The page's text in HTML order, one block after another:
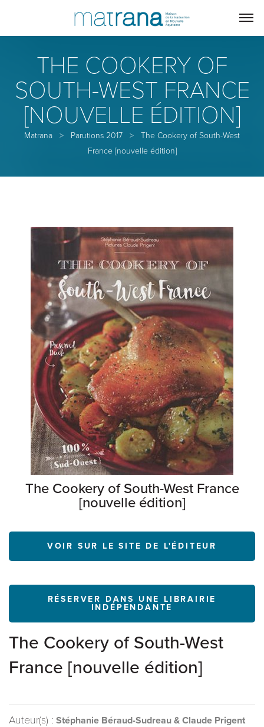
THE COOKERY OF
SOUTH-WEST FRANCE
[NOUVELLE ÉDITION]
Matrana > Parutions 2017 >
The Cookery of South-West
France [nouvelle édition]
The Cookery of South-West France
[nouvelle édition]
VOIR SUR LE SITE DE L'ÉDITEUR
RÉSERVER DANS UNE LIBRAIRIE
INDÉPENDANTE
The Cookery of South-West
France [nouvelle édition]
Auteur(s) : Stéphanie Béraud-Sudreau & Claude Prigent